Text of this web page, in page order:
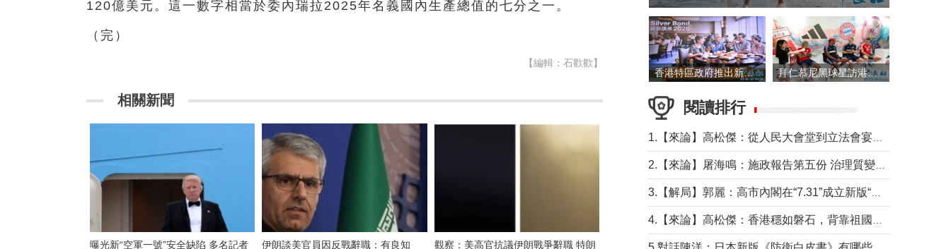
120億美元。這一數字相當於委內瑞拉2025年名義國內生產總值的七分之一。
（完）
【編輯：石歡歡】
相關新聞
曝光新“空軍一號”安全缺陷 多名記者
伊朗談美官員因反戰辭職：有良知
觀察：美高官抗議伊朗戰爭辭職 特朗
香港特區政府推出新一批銀色債券 每手1萬元保底息4.25厘 拜仁慕尼黑球星訪港 與球迷近距離互動
閱讀排行